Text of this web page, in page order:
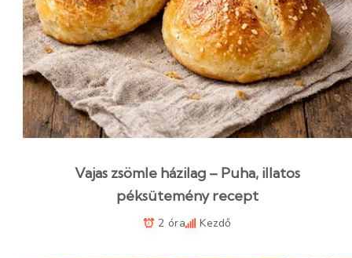
Vajas zsömle házilag – Puha, illatos
péksütemény recept
2 óra Kezdő